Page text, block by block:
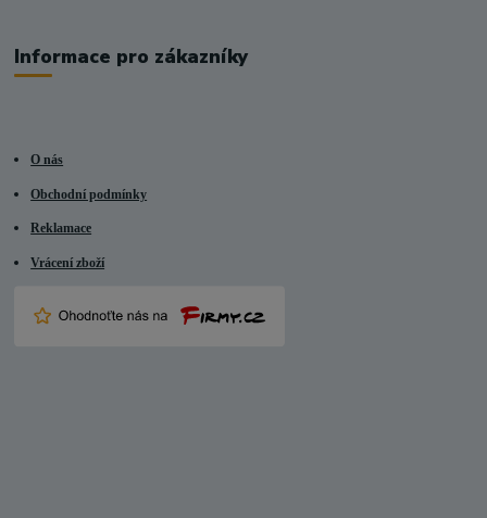
Informace pro zákazníky
O nás
Obchodní podmínky
Reklamace
Vrácení zboží